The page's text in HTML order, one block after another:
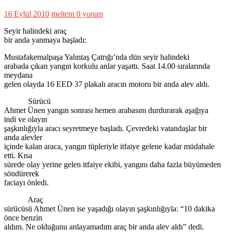
16 Eylül 2010 meltem 0 yorum
Seyir halindeki araç
bir anda yanmaya başladı:
Mustafakemalpaşa Yalıntaş Çatrığı’nda dün seyir halindeki
arabada çıkan yangın korkulu anlar yaşattı. Saat 14.00 sıralarında
meydana
gelen olayda 16 EED 37 plakalı aracın motoru bir anda alev aldı.
Sürücü
Ahmet Ünen yangın sonrası hemen arabasını durdurarak aşağıya
indi ve olayın
şaşkınlığıyla aracı seyretmeye başladı. Çevredeki vatandaşlar bir
anda alevler
içinde kalan araca, yangın tüpleriyle itfaiye gelene kadar müdahale
etti. Kısa
sürede olay yerine gelen itfaiye ekibi, yangını daha fazla büyümeden
söndürerek
faciayı önledi.
Araç
sürücüsü Ahmet Ünen ise yaşadığı olayın şaşkınlığıyla: “10 dakika
önce benzin
aldım. Ne olduğunu anlayamadım araç bir anda alev aldı” dedi.